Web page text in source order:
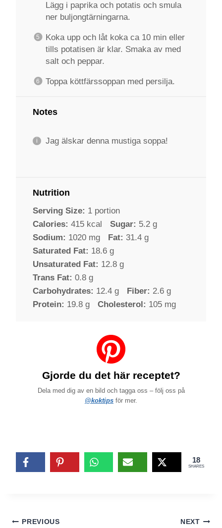
Lägg i paprika och potatis och smula
ner buljongtärningarna.
Koka upp och låt koka ca 10 min eller
tills potatisen är klar. Smaka av med
salt och peppar.
Toppa köttfärssoppan med persilja.
Notes
Jag älskar denna mustiga soppa!
Nutrition
Serving Size: 1 portion
Calories: 415 kcal Sugar: 5.2 g
Sodium: 1020 mg Fat: 31.4 g
Saturated Fat: 18.6 g
Unsaturated Fat: 12.8 g
Trans Fat: 0.8 g
Carbohydrates: 12.4 g Fiber: 2.6 g
Protein: 19.8 g Cholesterol: 105 mg
Gjorde du det här receptet?
Dela med dig av en bild och tagga oss – följ oss på
@koktips för mer.
18
SHARES
Inläggsnavigering
PREVIOUS NEXT